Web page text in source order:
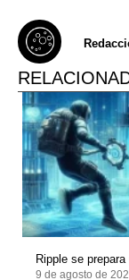
Ripple se
9 de agosto de